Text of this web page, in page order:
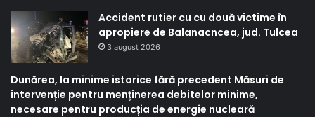
Accident rutier cu cu două victime în
apropiere de Balanacncea, jud. Tulcea
3 august 2026
Dunărea, la minime istorice fără precedent Măsuri de
intervenție pentru menținerea debitelor minime,
necesare pentru producția de energie nucleară